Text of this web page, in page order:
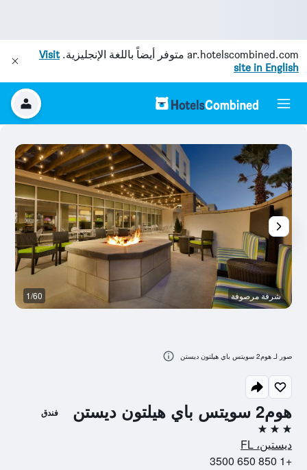
ar.hotelscombined.com متوفر أيضاً باللغة الإنجليزية.Visit
site in English
هوم2 سويتس باي هيلتون ديستن فندق
3 نجوم
ديستين، FL
+1 850 650 3500
شرفة مرصوفة 1/60
صور لـ هوم2 سويتس باي هيلتون ديستن